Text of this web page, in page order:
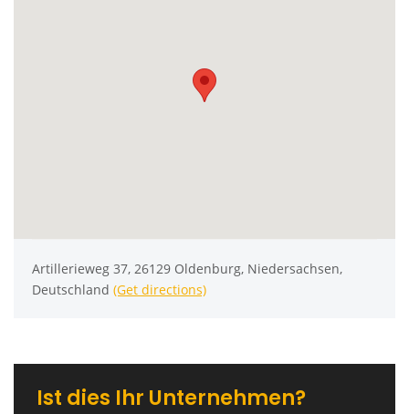
Artillerieweg 37, 26129 Oldenburg, Niedersachsen,
Deutschland (Get directions)
Ist dies Ihr Unternehmen?